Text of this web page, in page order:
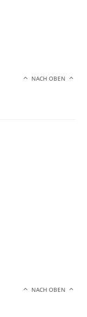
NACH OBEN
NACH OBEN